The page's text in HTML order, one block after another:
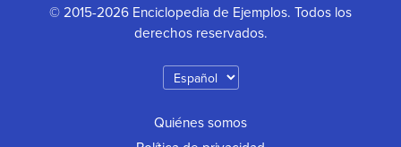
© 2015-2026 Enciclopedia de Ejemplos. Todos los
derechos reservados.
Quiénes somos